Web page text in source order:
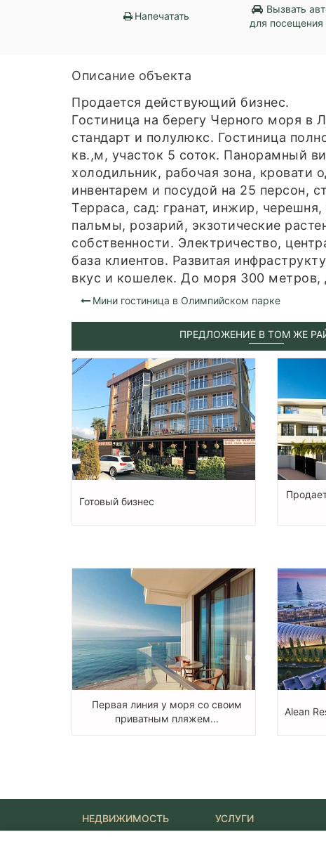
Напечатать
Вызвать
для посещения
Описание объекта
Продается действующий бизнес.
Гостиница на берегу Черного моря в
стандарт и полулюкс. Гостиница
кв.,м, участок 5 соток. Панорамный
холодильник, рабочая зона, кровати
инвентарем и посудой на 25 персон,
Терраса, сад: гранат, инжир,
пальмы, розарий, экзотические
собственности. Электричество,
база клиентов. Развитая
вкус и кошелек. До моря 300 метров,
Мини гостиница в Олимпийском парке
ПРЕДЛОЖЕНИЕ В ТОМ ЖЕ
Готовый бизнес
Первая линия у моря со своим
приватным пляжем...
Alean
НЕДВИЖИМОСТЬ УСЛУГИ